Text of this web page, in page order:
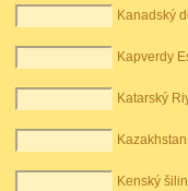
Kanadský
Kapverdy
Katarský
Kenský